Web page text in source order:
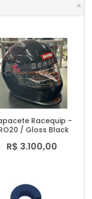
Racequip -
/ Gloss Black
R$ 3.100,00